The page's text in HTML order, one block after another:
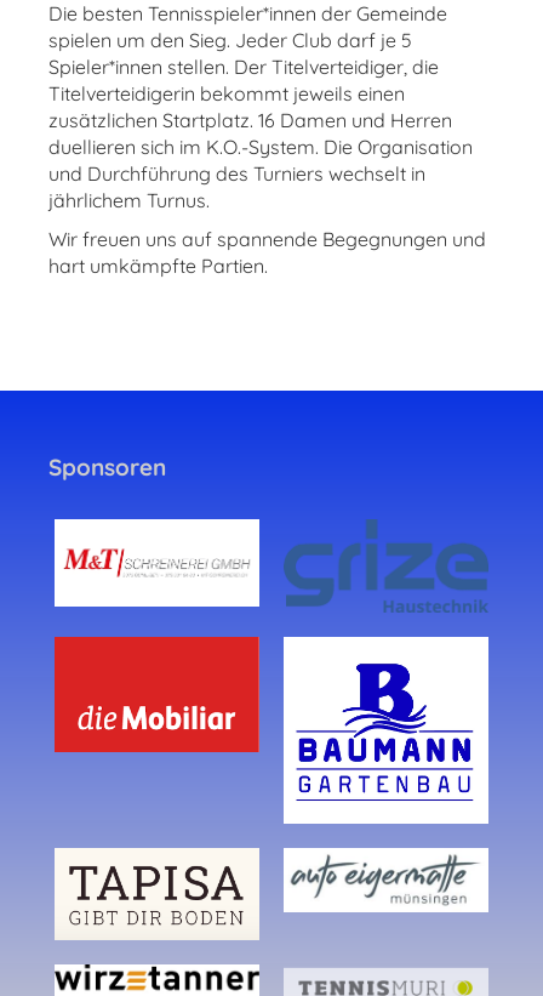
Die besten Tennisspieler*innen der Gemeinde
spielen um den Sieg. Jeder Club darf je 5
Spieler*innen stellen. Der Titelverteidiger, die
Titelverteidigerin bekommt jeweils einen
zusätzlichen Startplatz. 16 Damen und Herren
duellieren sich im K.O.-System. Die Organisation
und Durchführung des Turniers wechselt in
jährlichem Turnus.
Wir freuen uns auf spannende Begegnungen und
hart umkämpfte Partien.
Sponsoren